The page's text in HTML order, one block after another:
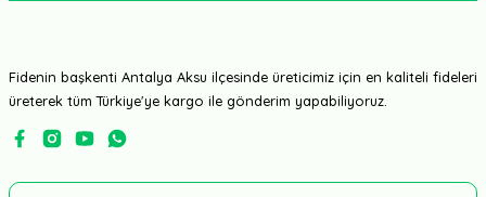
Fidenin başkenti Antalya Aksu ilçesinde üreticimiz için en kaliteli fideleri
üreterek tüm Türkiye'ye kargo ile gönderim yapabiliyoruz.